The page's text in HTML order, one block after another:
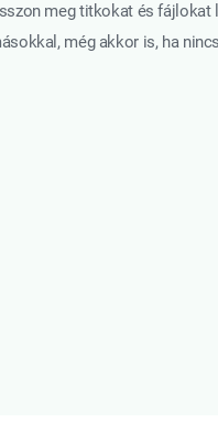
meg titkokat és fájlokat
még akkor is, ha